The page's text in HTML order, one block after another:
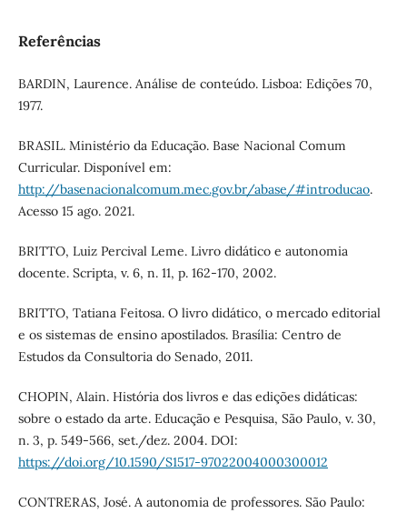
Referências
BARDIN, Laurence. Análise de conteúdo. Lisboa: Edições 70,
1977.
BRASIL. Ministério da Educação. Base Nacional Comum
Curricular. Disponível em:
http://basenacionalcomum.mec.gov.br/abase/#introducao.
Acesso 15 ago. 2021.
BRITTO, Luiz Percival Leme. Livro didático e autonomia
docente. Scripta, v. 6, n. 11, p. 162-170, 2002.
BRITTO, Tatiana Feitosa. O livro didático, o mercado editorial
e os sistemas de ensino apostilados. Brasília: Centro de
Estudos da Consultoria do Senado, 2011.
CHOPIN, Alain. História dos livros e das edições didáticas:
sobre o estado da arte. Educação e Pesquisa, São Paulo, v. 30,
n. 3, p. 549-566, set./dez. 2004. DOI:
https://doi.org/10.1590/S1517-97022004000300012
CONTRERAS, José. A autonomia de professores. São Paulo: